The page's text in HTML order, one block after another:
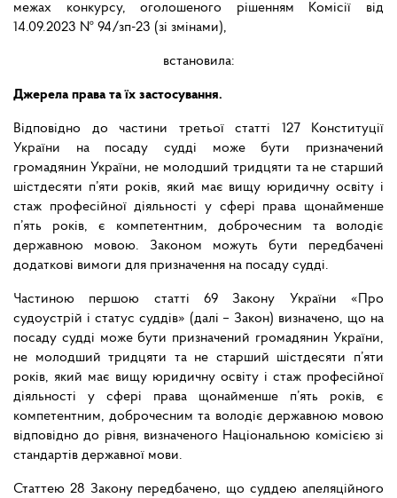
межах конкурсу, оголошеного рішенням Комісії від
14.09.2023 № 94/зп-23 (зі змінами),
встановила:
Джерела права та їх застосування.
Відповідно до частини третьої статті 127 Конституції
України на посаду судді може бути призначений
громадянин України, не молодший тридцяти та не старший
шістдесяти п’яти років, який має вищу юридичну освіту і
стаж професійної діяльності у сфері права щонайменше
п’ять років, є компетентним, доброчесним та володіє
державною мовою. Законом можуть бути передбачені
додаткові вимоги для призначення на посаду судді.
Частиною першою статті 69 Закону України «Про
судоустрій і статус суддів» (далі – Закон) визначено, що на
посаду судді може бути призначений громадянин України,
не молодший тридцяти та не старший шістдесяти п’яти
років, який має вищу юридичну освіту і стаж професійної
діяльності у сфері права щонайменше п’ять років, є
компетентним, доброчесним та володіє державною мовою
відповідно до рівня, визначеного Національною комісією зі
стандартів державної мови.
Статтею 28 Закону передбачено, що суддею апеляційного